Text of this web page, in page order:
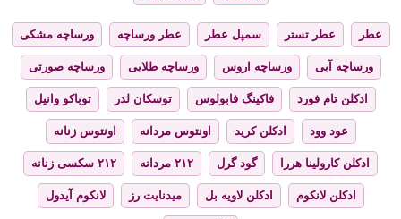
عطر عطر تستر سمپل عطر عطر ورساچه ورساچه مشکی
ورساچه آبی ورساچه اروس ورساچه طلایی ورساچه صورتی
ادکلن تام فورد فاکینگ فابولوس توسکان لدر توباکو وانیل
عود وود ادکلن کرید اونتوس مردانه اونتوس زنانه
ادکلن کارولینا هررا گود گرل ۲۱۲ مردانه ۲۱۲ سکسی زنانه
ادکلن لانکوم ادکلن لاویه بل میدنایت رز لانکوم آیدول